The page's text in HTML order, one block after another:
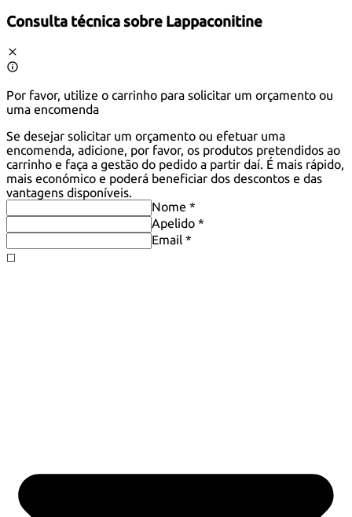
Consulta técnica sobre Lappaconitine
Por favor, utilize o carrinho para solicitar um orçamento ou
uma encomenda
Se desejar solicitar um orçamento ou efetuar uma
encomenda, adicione, por favor, os produtos pretendidos ao
carrinho e faça a gestão do pedido a partir daí. É mais rápido,
mais económico e poderá beneficiar dos descontos e das
vantagens disponíveis.
Nome *
Apelido *
Email *
◻️